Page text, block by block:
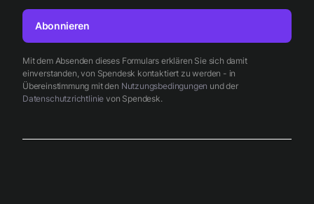
Mit dem Absenden dieses Formulars erklären Sie sich damit
einverstanden, von Spendesk kontaktiert zu werden - in
Übereinstimmung mit den Nutzungsbedingungen und der
Datenschutzrichtlinie von Spendesk.
Abonnieren